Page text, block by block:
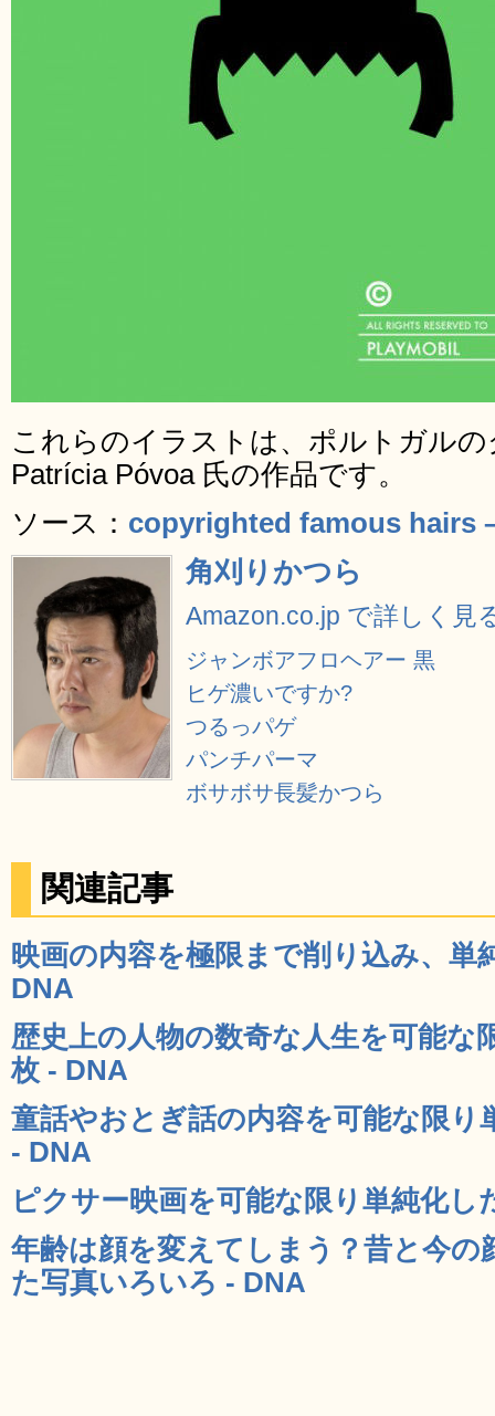
これらのイラストは、ポルトガル
Patrícia Póvoa 氏の作品です。
ソース： copyrighted famous hairs
角刈りかつら
Amazon.co.jp で詳しく見
ジャンボアフロヘアー 黒
ヒゲ濃いですか?
つるっパゲ
パンチパーマ
ボサボサ長髪かつら
関連記事
映画の内容を極限まで削り込み、単
DNA
歴史上の人物の数奇な人生を可能な
枚 - DNA
童話やおとぎ話の内容を可能な限り
- DNA
ピクサー映画を可能な限り単純化し
年齢は顔を変えてしまう？昔と今の
た写真いろいろ - DNA